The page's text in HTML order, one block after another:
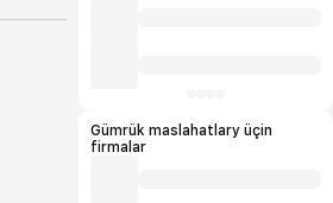
Gümrük maslahatlary üçin
firmalar